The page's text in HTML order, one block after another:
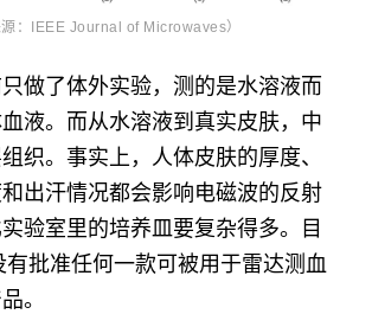
源：IEEE Journal of Microwaves）
做了体外实验，测的是水溶液而
液。而从水溶液到真实皮肤，中
织。事实上，人体皮肤的厚度、
出汗情况都会影响电磁波的反射
验室里的培养皿要复杂得多。目
有批准任何一款可被用于雷达测血
。